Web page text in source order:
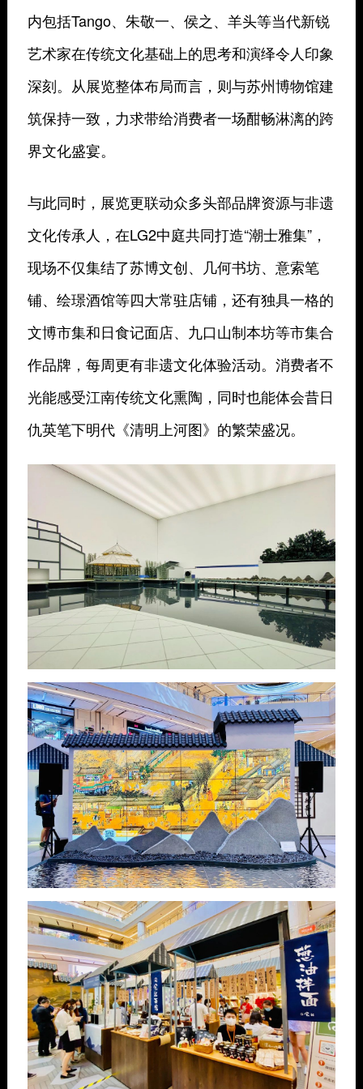
内包括Tango、朱敬一、侯之、羊头等当代新锐
艺术家在传统文化基础上的思考和演绎令人印象
深刻。从展览整体布局而言，则与苏州博物馆建
筑保持一致，力求带给消费者一场酣畅淋漓的跨
界文化盛宴。
与此同时，展览更联动众多头部品牌资源与非遗
文化传承人，在LG2中庭共同打造“潮士雅集”，
现场不仅集结了苏博文创、几何书坊、意索笔
铺、绘璟酒馆等四大常驻店铺，还有独具一格的
文博市集和日食记面店、九口山制本坊等市集合
作品牌，每周更有非遗文化体验活动。消费者不
光能感受江南传统文化熏陶，同时也能体会昔日
仇英笔下明代《清明上河图》的繁荣盛况。